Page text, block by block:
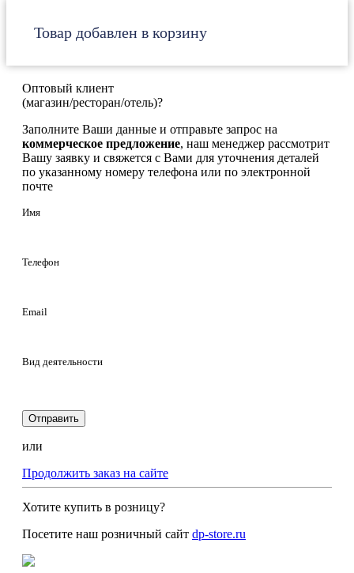
Товар добавлен в корзину
Оптовый клиент
(магазин/ресторан/отель)?
Заполните Ваши данные и отправьте запрос на
коммерческое предложение, наш менеджер рассмотрит
Вашу заявку и свяжется с Вами для уточнения деталей
по указанному номеру телефона или по электронной
почте
Имя
Телефон
Email
Вид деятельности
Отправить
или
Продолжить заказ на сайте
Хотите купить в розницу?
Посетите наш розничный сайт dp-store.ru